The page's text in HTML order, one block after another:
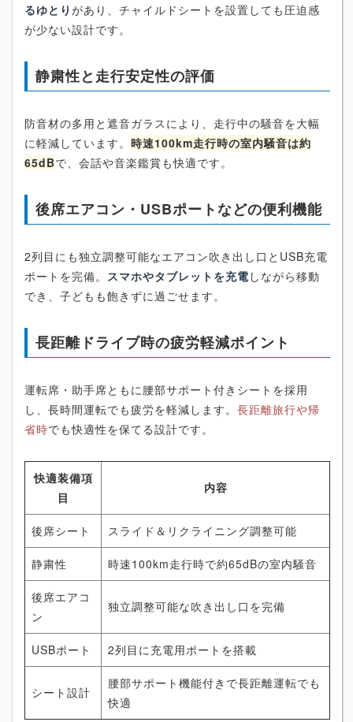
るゆとり があり、チャイルドシートを設置しても圧迫感
が少ない設計です。
静粛性と走行安定性の評価
防音材の多用と遮音ガラスにより、走行中の騒音を大幅
に軽減しています。 時速100km走行時の室内騒音は約
65dBで、会話や音楽鑑賞も快適です。
後席エアコン・USBポートなどの便利機能
2列目にも独立調整可能なエアコン吹き出し口とUSB充電
ポートを完備。 スマホやタブレットを充電 しながら移動
でき、子どもも飽きずに過ごせます。
長距離ドライブ時の疲労軽減ポイント
運転席・助手席ともに腰部サポート付きシートを採用
し、長時間運転でも疲労を軽減します。 長距離旅行や帰
省時でも快適性を保てる設計です。
快適装備項
目
内容
後席シート スライド＆リクライニング調整可能
静粛性 時速100km走行時で約65dBの室内騒音
後席エアコ
ン
独立調整可能な吹き出し口を完備
USBポート 2列目に充電用ポートを搭載
シート設計
腰部サポート機能付きで長距離運転でも
快適